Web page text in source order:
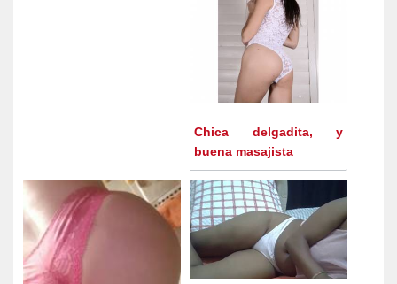
Chica delgadita, y
buena masajista